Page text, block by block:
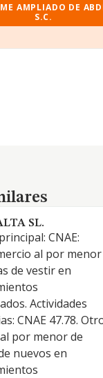
AMPLIADO DE
S.C.
SL.
CNAE:
al por menor
de vestir en
Actividades
CNAE 47.78.
por menor de
nuevos en